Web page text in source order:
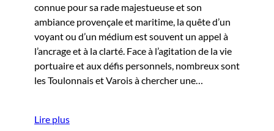
connue pour sa rade majestueuse et son
ambiance provençale et maritime, la quête d’un
voyant ou d’un médium est souvent un appel à
l’ancrage et à la clarté. Face à l’agitation de la vie
portuaire et aux défis personnels, nombreux sont
les Toulonnais et Varois à chercher une…
Lire plus